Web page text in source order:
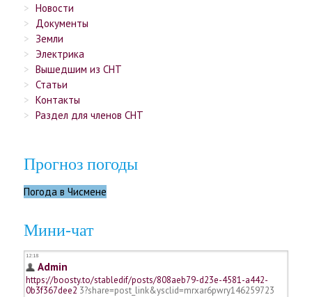
Новости
Документы
Земли
Электрика
Вышедшим из СНТ
Статьи
Контакты
Раздел для членов СНТ
Прогноз погоды
Погода в Чисмене
Мини-чат